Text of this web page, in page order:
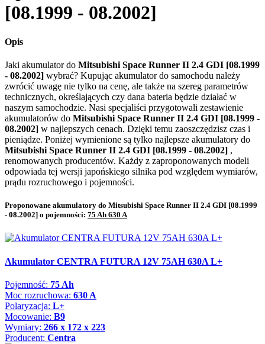
[08.1999 - 08.2002]
Opis
Jaki akumulator do Mitsubishi Space Runner II 2.4 GDI [08.1999
- 08.2002] wybrać? Kupując akumulator do samochodu należy
zwrócić uwagę nie tylko na cenę, ale także na szereg parametrów
technicznych, określających czy dana bateria będzie działać w
naszym samochodzie. Nasi specjaliści przygotowali zestawienie
akumulatorów do Mitsubishi Space Runner II 2.4 GDI [08.1999 -
08.2002] w najlepszych cenach. Dzięki temu zaoszczędzisz czas i
pieniądze. Poniżej wymienione są tylko najlepsze akumulatory do
Mitsubishi Space Runner II 2.4 GDI [08.1999 - 08.2002] ,
renomowanych producentów. Każdy z zaproponowanych modeli
odpowiada tej wersji japońskiego silnika pod względem wymiarów,
prądu rozruchowego i pojemności.
Proponowane akumulatory do Mitsubishi Space Runner II 2.4 GDI [08.1999
- 08.2002] o pojemności: 75 Ah 630 A
Akumulator CENTRA FUTURA 12V 75AH 630A L+
Pojemność: 75 Ah
Moc rozruchowa: 630 A
Polaryzacja: L+
Mocowanie: B9
Wymiary: 266 x 172 x 223
Producent: Centra